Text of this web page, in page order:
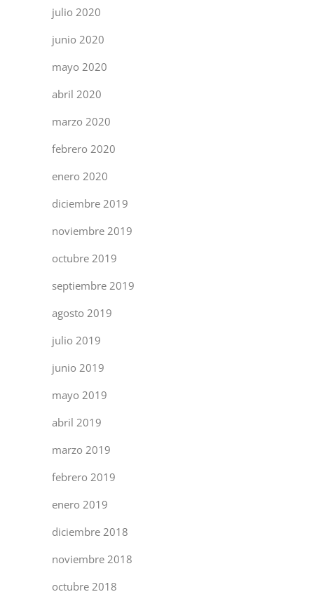
julio 2020
junio 2020
mayo 2020
abril 2020
marzo 2020
febrero 2020
enero 2020
diciembre 2019
noviembre 2019
octubre 2019
septiembre 2019
agosto 2019
julio 2019
junio 2019
mayo 2019
abril 2019
marzo 2019
febrero 2019
enero 2019
diciembre 2018
noviembre 2018
octubre 2018